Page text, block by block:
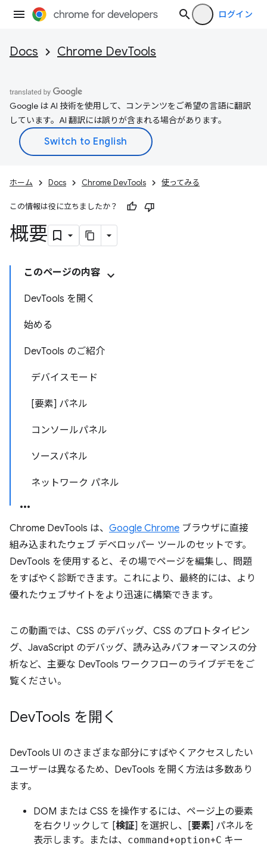
ログイン
Docs Chrome DevTools
Google は AI 技術を使用して、コンテンツをご希望の言語に翻訳
しています。AI 翻訳には誤りが含まれる場合があります。
ホーム Docs Chrome DevTools 使ってみる
この情報は役に立ちましたか？
概要
このページの内容
DevTools を開く
始める
DevTools のご紹介
デバイスモード
[要素] パネル
コンソールパネル
ソースパネル
ネットワーク パネル
Chrome DevTools は、 Google Chrome ブラウザに直接
組み込まれたウェブ デベロッパー ツールのセットです。
DevTools を使用すると、その場でページを編集し、問題
をすばやく診断できます。これにより、最終的には、より
優れたウェブサイトをより迅速に構築できます。
この動画では、CSS のデバッグ、CSS のプロトタイピン
グ、JavaScript のデバッグ、読み込みパフォーマンスの分
析など、主要な DevTools ワークフローのライブデモをご
覧ください。
DevTools を開く
DevTools UI のさまざまな部分にすばやくアクセスしたい
ユーザーは異なるため、DevTools を開く方法は多数あり
ます。
DOM または CSS を操作するには、ページ上の要素
を右クリックして [検証] を選択し、[要素] パネルを
表示します。または、 command+option+C キー